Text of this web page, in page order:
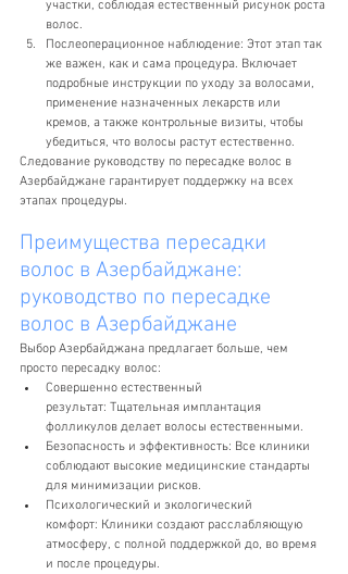
участки, соблюдая естественный рисунок роста
волос.
Послеоперационное наблюдение: Этот этап так
же важен, как и сама процедура. Включает
подробные инструкции по уходу за волосами,
применение назначенных лекарств или
кремов, а также контрольные визиты, чтобы
убедиться, что волосы растут естественно.
Следование руководству по пересадке волос в
Азербайджане гарантирует поддержку на всех
этапах процедуры.
Преимущества пересадки
волос в Азербайджане:
руководство по пересадке
волос в Азербайджане
Выбор Азербайджана предлагает больше, чем
просто пересадку волос:
Совершенно естественный
результат: Тщательная имплантация
фолликулов делает волосы естественными.
Безопасность и эффективность: Все клиники
соблюдают высокие медицинские стандарты
для минимизации рисков.
Психологический и экологический
комфорт: Клиники создают расслабляющую
атмосферу, с полной поддержкой до, во время
и после процедуры.